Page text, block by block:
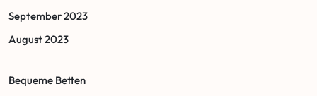
September 2023
August 2023
Bequeme Betten